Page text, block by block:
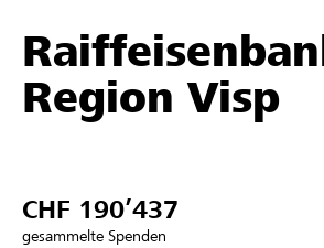
Hilfe & Support
Partner / Raiffeisenbank
Anmelden
Region Visp
CHF 190’437
gesammelte Spenden